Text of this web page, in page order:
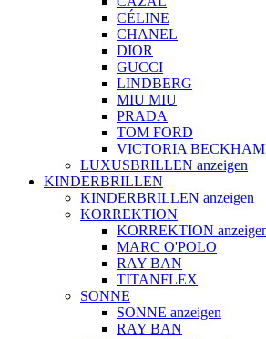
CÉLINE
CHANEL
DIOR
GUCCI
LINDBERG
MIU MIU
PRADA
TOM FORD
VICTORIA BECKHAM
LUXUSBRILLEN anzeigen
KINDERBRILLEN
KINDERBRILLEN anzeigen
KORREKTION
KORREKTION
MARC O'POLO
RAY BAN
TITANFLEX
SONNE
SONNE anzeigen
RAY BAN